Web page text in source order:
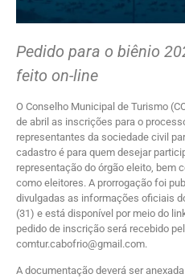
Pedido para o biênio
feito on-line
O Conselho Municipal de Turismo
de abril as inscrições para o
representantes da sociedade civil
cadastro é para quem desejar
representação do órgão eleito, bem
como eleitores. A prorrogação foi
divulgadas as informações oficiais
(31) e está disponível por meio do
pedido de inscrição será recebido
comtur.cabofrio@gmail.com.
A documentação deverá ser